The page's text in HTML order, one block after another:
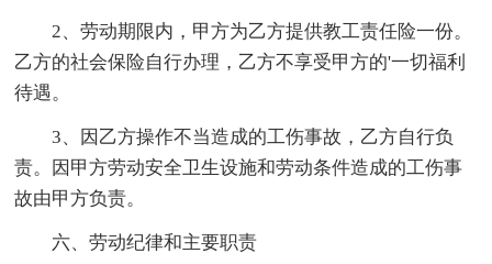
2、劳动期限内，甲方为乙方提供教工责任险一份。
乙方的社会保险自行办理，乙方不享受甲方的'一切福利
待遇。
3、因乙方操作不当造成的工伤事故，乙方自行负
责。因甲方劳动安全卫生设施和劳动条件造成的工伤事
故由甲方负责。
六、劳动纪律和主要职责